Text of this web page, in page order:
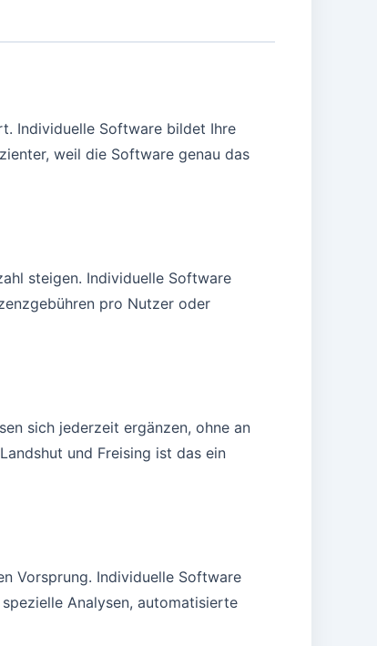
Individuelle Software bildet Ihre
weil die Software genau das
steigen. Individuelle Software
pro Nutzer oder
sich jederzeit ergänzen, ohne an
und Freising ist das ein
Vorsprung. Individuelle Software
Analysen, automatisierte